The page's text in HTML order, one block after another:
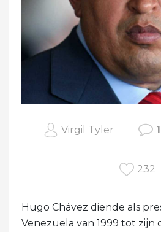
Virgil Tyler
232
Hugo Chávez diende als
Venezuela van 1999 tot zijn